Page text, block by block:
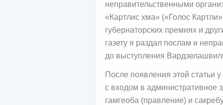
неправительственными
«Картлис хма» («Голос
губернаторских премиях и
газету я раздал послам и
до выступления
После появления этой статьи
с входом в административное
гамгеоба (правление) и